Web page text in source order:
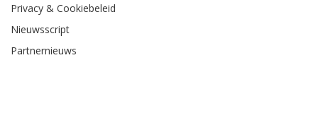
Privacy & Cookiebeleid
Nieuwsscript
Partnernieuws